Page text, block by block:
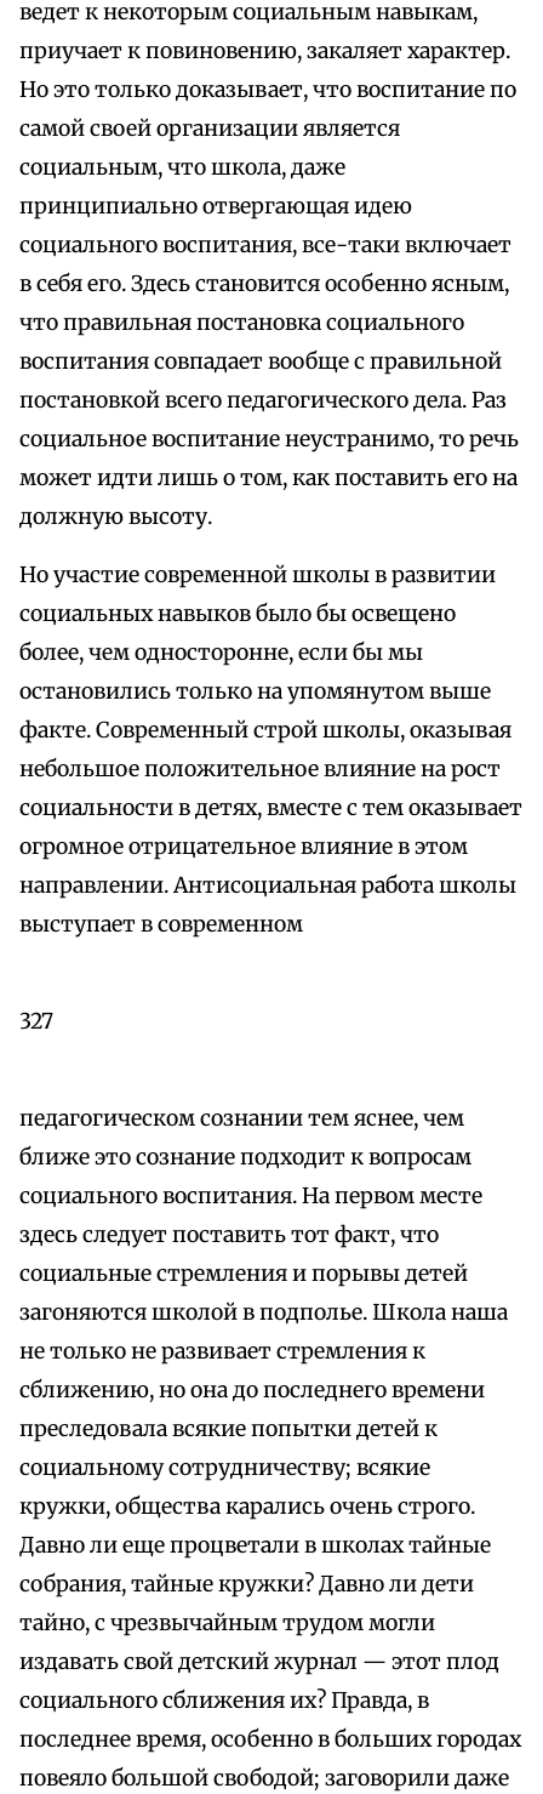
ведет к некоторым социальным навыкам,
приучает к повиновению, закаляет характер.
Но это только доказывает, что воспитание по
самой своей организации является
социальным, что школа, даже
принципиально отвергающая идею
социального воспитания, все-таки включает
в себя его. Здесь становится особенно ясным,
что правильная постановка социального
воспитания совпадает вообще с правильной
постановкой всего педагогического дела. Раз
социальное воспитание неустранимо, то речь
может идти лишь о том, как поставить его на
должную высоту.
Но участие современной школы в развитии
социальных навыков было бы освещено
более, чем односторонне, если бы мы
остановились только на упомянутом выше
факте. Современный строй школы, оказывая
небольшое положительное влияние на рост
социальности в детях, вместе с тем оказывает
огромное отрицательное влияние в этом
направлении. Антисоциальная работа школы
выступает в современном
327
педагогическом сознании тем яснее, чем
ближе это сознание подходит к вопросам
социального воспитания. На первом месте
здесь следует поставить тот факт, что
социальные стремления и порывы детей
загоняются школой в подполье. Школа наша
не только не развивает стремления к
сближению, но она до последнего времени
преследовала всякие попытки детей к
социальному сотрудничеству; всякие
кружки, общества карались очень строго.
Давно ли еще процветали в школах тайные
собрания, тайные кружки? Давно ли дети
тайно, с чрезвычайным трудом могли
издавать свой детский журнал — этот плод
социального сближения их? Правда, в
последнее время, особенно в больших городах
повеяло большой свободой; заговорили даже